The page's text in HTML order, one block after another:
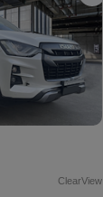
ClearView